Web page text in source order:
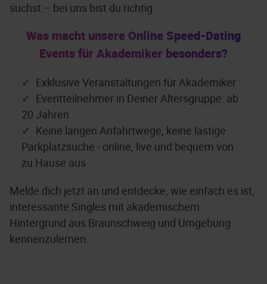
suchst – bei uns bist du richtig.
Was macht unsere Online Speed-Dating
Events für Akademiker besonders?
Exklusive Veranstaltungen für Akademiker
Eventteilnehmer in Deiner Altersgruppe: ab
20 Jahren
Keine langen Anfahrtwege, keine lästige
Parkplatzsuche - online, live und bequem von
zu Hause aus
Melde dich jetzt an und entdecke, wie einfach es ist,
interessante Singles mit akademischem
Hintergrund aus Braunschweig und Umgebung
kennenzulernen.